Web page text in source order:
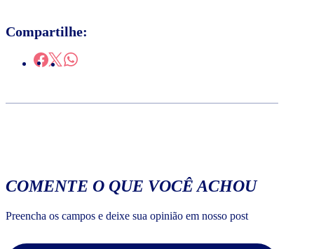
Compartilhe:
COMENTE O QUE VOCÊ ACHOU
Preencha os campos e deixe sua opinião em nosso post